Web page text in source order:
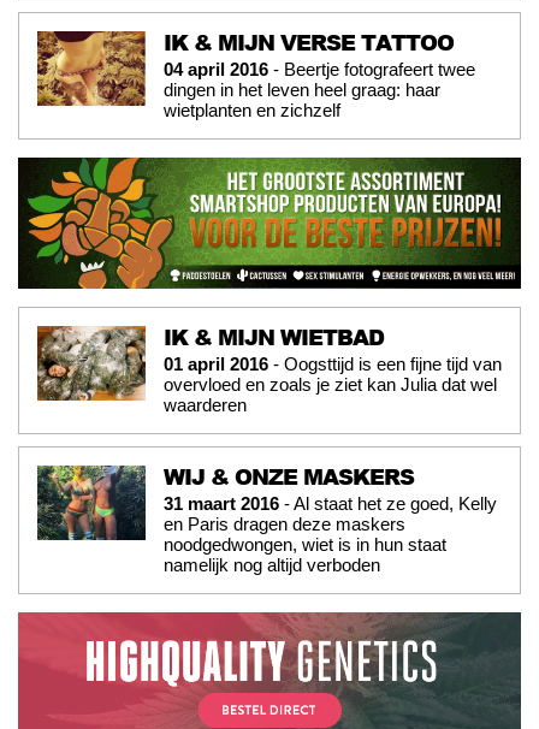
IK & MIJN VERSE TATTOO
04 april 2016 - Beertje fotografeert twee
dingen in het leven heel graag: haar
wietplanten en zichzelf
IK & MIJN WIETBAD
01 april 2016 - Oogsttijd is een fijne tijd van
overvloed en zoals je ziet kan Julia dat wel
waarderen
WIJ & ONZE MASKERS
31 maart 2016 - Al staat het ze goed, Kelly
en Paris dragen deze maskers
noodgedwongen, wiet is in hun staat
namelijk nog altijd verboden